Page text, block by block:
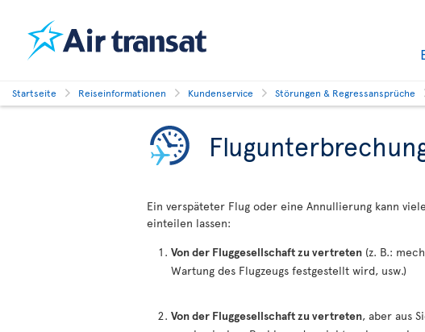
Startseite Reiseinformationen Kundenservice Störungen & Regressansprüche
Ein verspäteter Flug oder eine Annullierung kann
einteilen lassen:
Von der Fluggesellschaft zu vertreten (z. B.:
Wartung des Flugzeugs festgestellt wird, usw.)
Von der Fluggesellschaft zu vertreten, aber aus